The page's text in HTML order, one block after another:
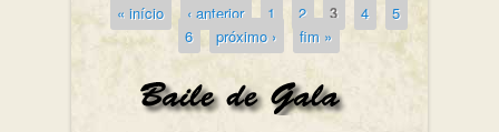
Páginas
« início ‹ anterior 1 2 3 4
5
6
próximo › fim »